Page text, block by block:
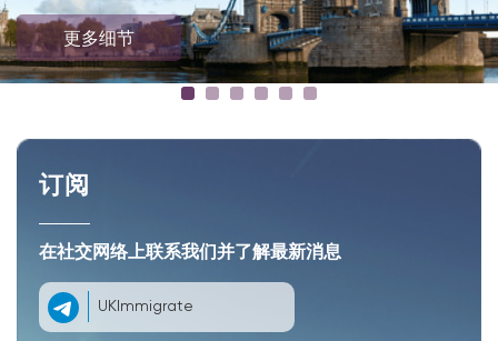
更多细节
订阅
在社交网络上联系我们并了解最新消息
UKImmigrate